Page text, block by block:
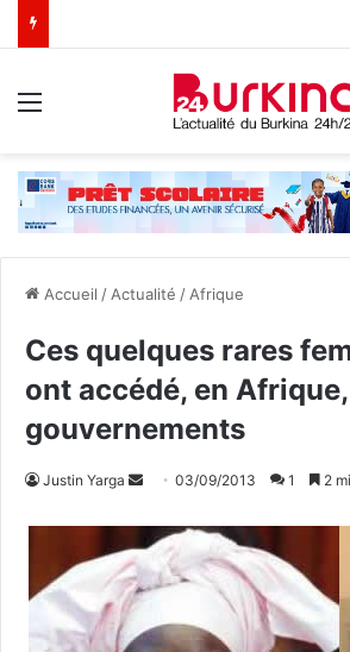
Accueil / Actualité / Afrique
Ces quelques rares
ont accédé, en
gouvernements
Justin Yarga
o
y
03/09/2013 1 2